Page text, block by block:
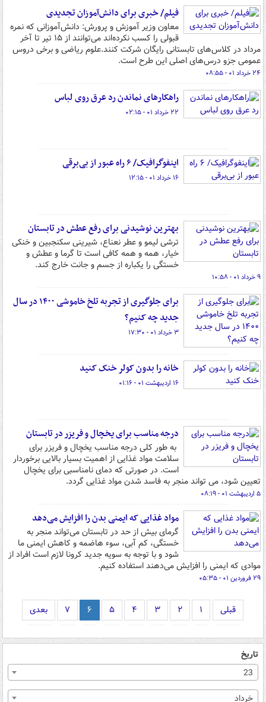
فیلم/ خبری برای دانش‌آموزان تجدیدی
معاون وزیر آموزش‌ و پرورش: دانش‌آموزانی که نمره
قبولی را کسب نکرده‌اند می‌توانند از ۱۵ تیر تا آخر
مرداد در کلاس‌های تابستانی رایگان شرکت کنند.علوم ریاضی و برخی دروس
عمومی جزو درس‌های اصلی این طرح است.
۲۴ خرداد ۰۱ - ۰۸:۵۵
راهکارهای نماندن رد عرق روی لباس
۲۲ خرداد ۰۱ - ۰۲:۱۵
اینفوگرافیک/ ۶ راه عبور از بی‌برقی
۱۶ خرداد ۰۱ - ۱۲:۱۵
بهترین نوشیدنی برای رفع عطش در تابستان
ترشی لیمو و عطر نعناع، شیرینی سکنجبین و خنکی
خیار، همه و همه کافی است تا گرما و عطش و
خستگی را یکباره از جسم و جانت خارج کند.
۹ خرداد ۰۱ - ۱۰:۵۸
برای جلوگیری از تجربه تلخ خاموشی‌ ۱۴۰۰ در سال
جدید چه کنیم؟
۳ خرداد ۰۱ - ۱۷:۳۰
خانه را بدون کولر خنک کنید
۱۶ اردیبهشت ۰۱ - ۰۱:۱۶
درجه مناسب برای یخچال و فریزر در تابستان
به طور کلی درجه مناسب یخچال و فریزر برای
سلامت مواد غذایی از اهمیت بسیار بالایی برخوردار
است. در صورتی که دمای نامناسبی برای یخچال
تعیین شود، می تواند منجر به فاسد شدن مواد غذایی گردد.
۵ اردیبهشت ۰۱ - ۰۸:۱۹
مواد غذایی که ایمنی بدن را افزایش می‌دهد
گرمای بیش از حد در تابستان می‌تواند منجر به
خستگی، کم آبی، سوء هاضمه و کاهش ایمنی ما
شود و با توجه به سویه جدید کرونا لازم است افراد از
موادی که ایمنی را افزایش می‌دهند استفاده کنیم.
۲۹ فروردین ۰۱ - ۰۵:۳۵
قبلی ۱ ۲ ۳ ۴ ۵ ۶ ۷ بعدی
تاریخ
23
خرداد